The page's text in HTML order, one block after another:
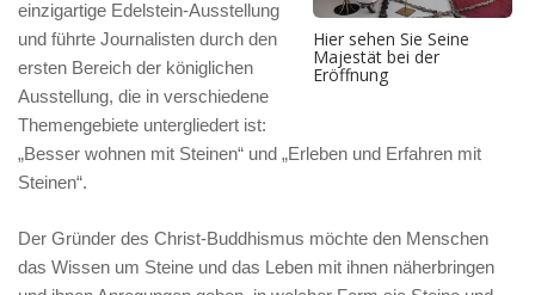
Hier sehen Sie Seine
Majestät bei der
Eröffnung
einzigartige Edelstein-Ausstellung
und führte Journalisten durch den
ersten Bereich der königlichen
Ausstellung, die in verschiedene
Themengebiete untergliedert ist:
„Besser wohnen mit Steinen“ und „Erleben und Erfahren mit
Steinen“.
Der Gründer des Christ-Buddhismus möchte den Menschen
das Wissen um Steine und das Leben mit ihnen näherbringen